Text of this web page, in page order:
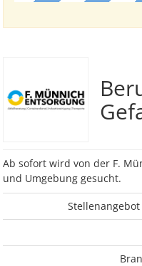
Ab sofort wird von der F.
und Umgebung gesucht.
Stellenangebot